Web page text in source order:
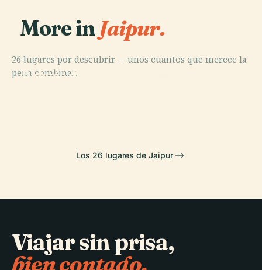
More in Jaipur.
26 lugares por descubrir — unos cuantos que merece la
pena combinar.
PLACE
Palacio de
PLACE
Los 26 lugares de Jaipur
Viajar sin prisa,
bien contado.